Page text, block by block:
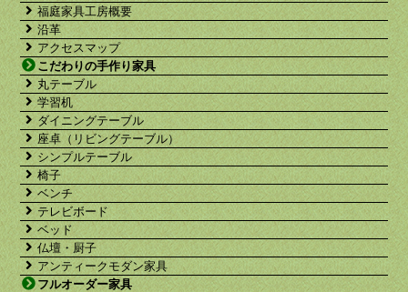
福庭家具工房概要
沿革
アクセスマップ
こだわりの手作り家具
丸テーブル
学習机
ダイニングテーブル
座卓（リビングテーブル）
シンプルテーブル
椅子
ベンチ
テレビボード
ベッド
仏壇・厨子
アンティークモダン家具
フルオーダー家具